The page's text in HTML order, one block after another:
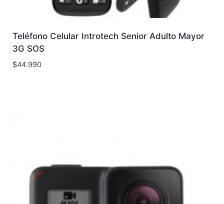
Teléfono Celular Introtech Senior Adulto Mayor
3G SOS
$44.990